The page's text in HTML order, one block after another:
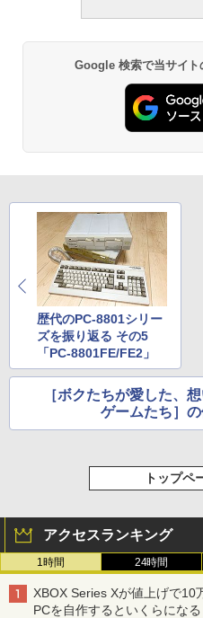
Google 検索で当サイト
歴代のPC-8801シリー
ズを振り返る その5
「PC-8801FE/FE2」
［ボクたちが愛した、
ゲームたち］
トップペ
アクセスランキング
1時間 24時間
XBOX Series Xが値上げで10
PCを自作するといくらにな